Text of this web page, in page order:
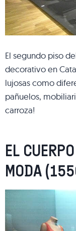
El segundo piso
decorativo en
lujosas como
pañuelos,
carroza!
EL
MODA